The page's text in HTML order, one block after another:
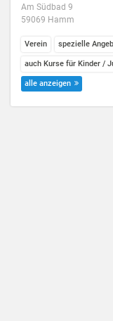
Am Südbad 9
59069 Hamm
Verein spezielle
auch Kurse für Kinder /
alle anzeigen